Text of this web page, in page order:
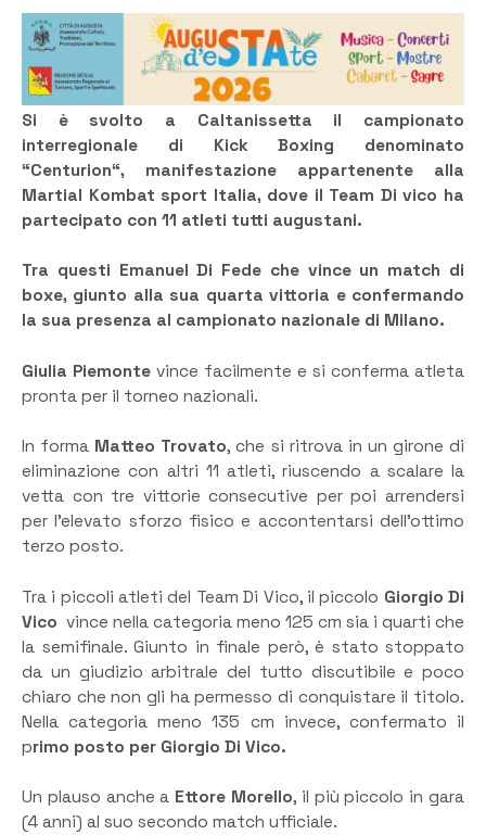
Si è svolto a Caltanissetta il campionato
interregionale di Kick Boxing denominato
“Centurion“, manifestazione appartenente alla
Martial Kombat sport Italia, dove il Team Di vico ha
partecipato con 11 atleti tutti augustani.
Tra questi Emanuel Di Fede che vince un match di
boxe, giunto alla sua quarta vittoria e confermando
la sua presenza al campionato nazionale di Milano.
Giulia Piemonte vince facilmente e si conferma atleta
pronta per il torneo nazionali.
In forma Matteo Trovato, che si ritrova in un girone di
eliminazione con altri 11 atleti, riuscendo a scalare la
vetta con tre vittorie consecutive per poi arrendersi
per l’elevato sforzo fisico e accontentarsi dell’ottimo
terzo posto.
Tra i piccoli atleti del Team Di Vico, il piccolo Giorgio Di
Vico vince nella categoria meno 125 cm sia i quarti che
la semifinale. Giunto in finale però, è stato stoppato
da un giudizio arbitrale del tutto discutibile e poco
chiaro che non gli ha permesso di conquistare il titolo.
Nella categoria meno 135 cm invece, confermato il
primo posto per Giorgio Di Vico.
Un plauso anche a Ettore Morello, il più piccolo in gara
(4 anni) al suo secondo match ufficiale.